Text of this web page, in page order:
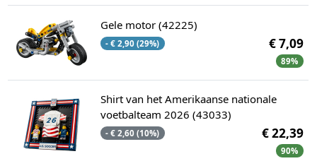
Gele motor (42225)
- € 2,90 (29%) € 7,09
89%
Shirt van het Amerikaanse nationale
voetbalteam 2026 (43033)
- € 2,60 (10%) € 22,39
90%